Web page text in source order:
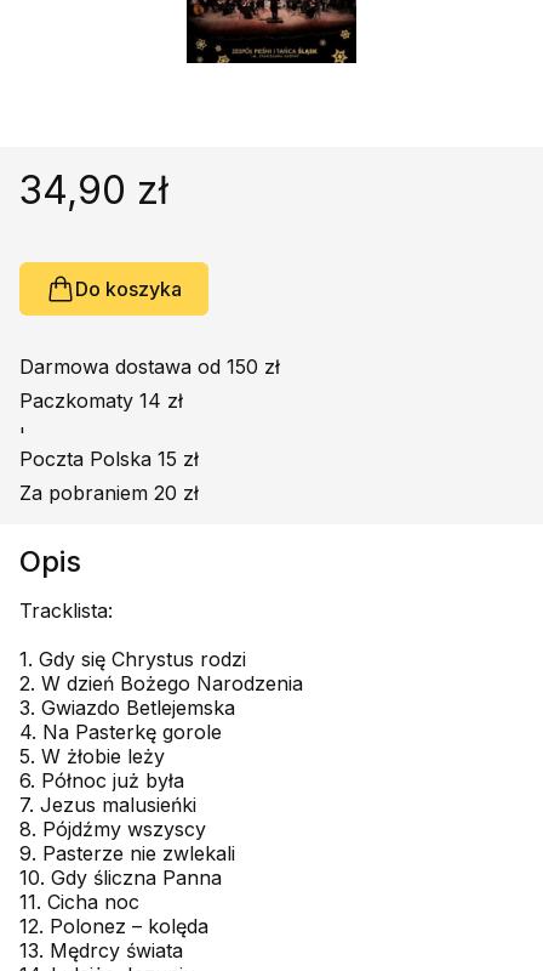
Dewocjonalia
Podręczniki szkolne
Promocja
34,90 zł
Do koszyka
Darmowa dostawa od 150 zł
Paczkomaty 14 zł
'
Poczta Polska 15 zł
Za pobraniem 20 zł
Opis
Tracklista:
1. Gdy się Chrystus rodzi
2. W dzień Bożego Narodzenia
3. Gwiazdo Betlejemska
4. Na Pasterkę gorole
5. W żłobie leży
6. Północ już była
7. Jezus malusieńki
8. Pójdźmy wszyscy
9. Pasterze nie zwlekali
10. Gdy śliczna Panna
11. Cicha noc
12. Polonez – kolęda
13. Mędrcy świata